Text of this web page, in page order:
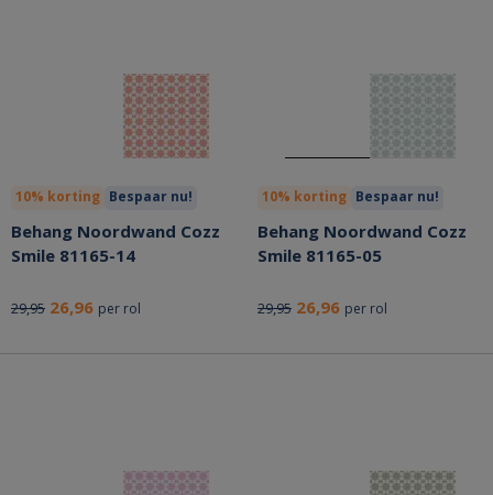
10% korting Bespaar nu!
Behang Noordwand Cozz
Smile 81165-14
29,95 26,96 per rol
10% korting Bespaar nu!
Behang Noordwand Cozz
Smile 81165-05
29,95 26,96 per rol